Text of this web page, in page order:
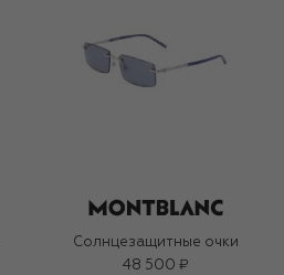
Солнцезащитные очки
48 500 ₽